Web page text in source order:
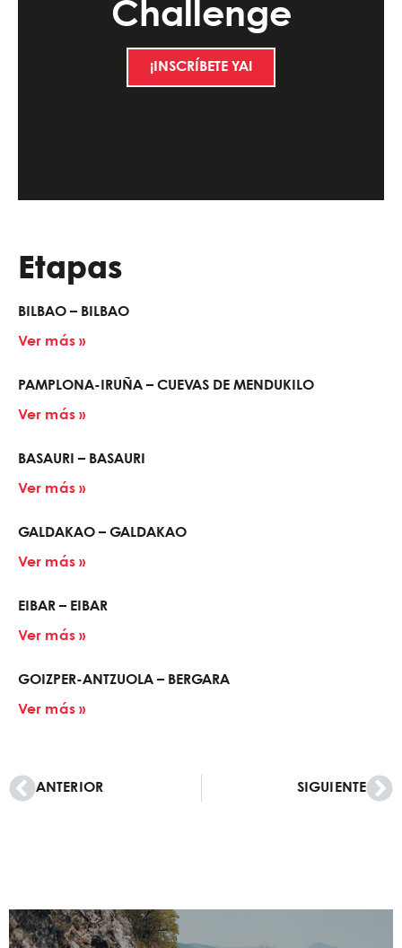
Challenge
¡INSCRÍBETE YA!
Etapas
BILBAO – BILBAO
Ver más »
PAMPLONA-IRUÑA – CUEVAS DE MENDUKILO
Ver más »
BASAURI – BASAURI
Ver más »
GALDAKAO – GALDAKAO
Ver más »
EIBAR – EIBAR
Ver más »
GOIZPER-ANTZUOLA – BERGARA
Ver más »
ANTERIOR SIGUIENTE